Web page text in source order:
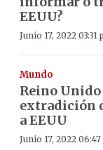
EEUU?
Junio 17, 2022 03:31
Mundo
Reino
extradición
a EEUU
Junio 17, 2022 06:47